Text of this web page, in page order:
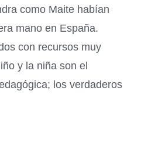
como Maite habían
mano en España.
con recursos muy
y la niña son el
los verdaderos